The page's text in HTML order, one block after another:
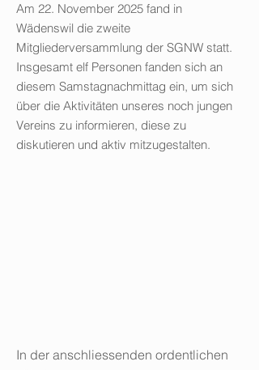
Am 22. November 2025 fand in
Wädenswil die zweite
Mitgliederversammlung der SGNW statt.
Insgesamt elf Personen fanden sich an
diesem Samstagnachmittag ein, um sich
über die Aktivitäten unseres noch jungen
Vereins zu informieren, diese zu
diskutieren und aktiv mitzugestalten.
In der anschliessenden ordentlichen